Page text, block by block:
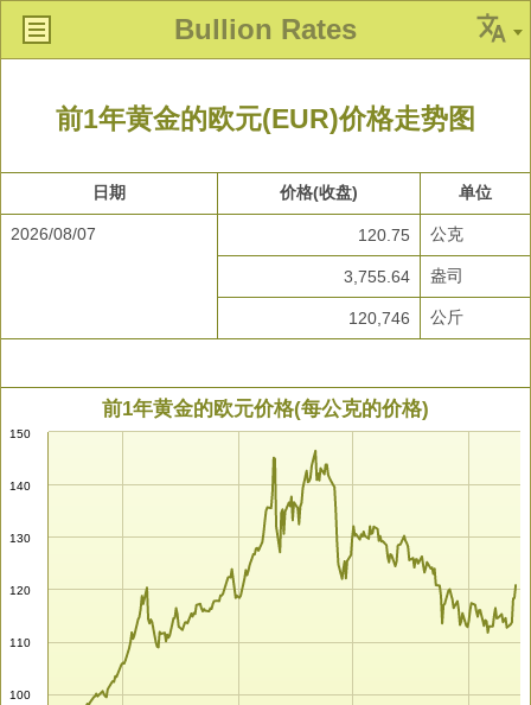
Bullion Rates
前1年黄金的欧元(EUR)价格走势图
日期 价格(收盘) 单位
2026/08/07 120.75 公克
3,755.64 盎司
120,746 公斤
前1年黄金的欧元价格(每公克的价格)
100
110
120
130
140
150